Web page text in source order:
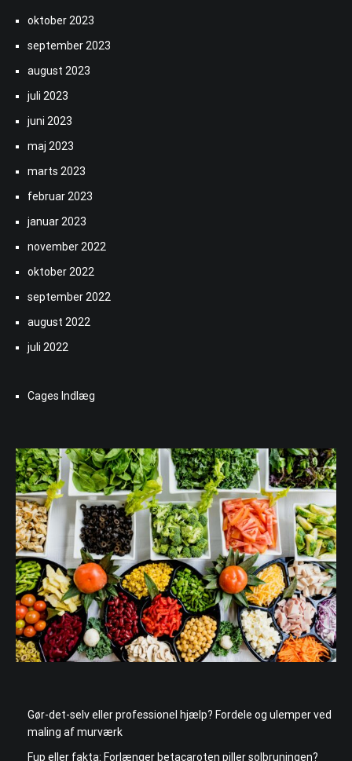
oktober 2023
september 2023
august 2023
juli 2023
juni 2023
maj 2023
marts 2023
februar 2023
januar 2023
november 2022
oktober 2022
september 2022
august 2022
juli 2022
Cages Indlæg
Gør-det-selv eller professionel hjælp? Fordele og ulemper ved
maling af murværk
Fup eller fakta: Forlænger betacaroten piller solbruningen?